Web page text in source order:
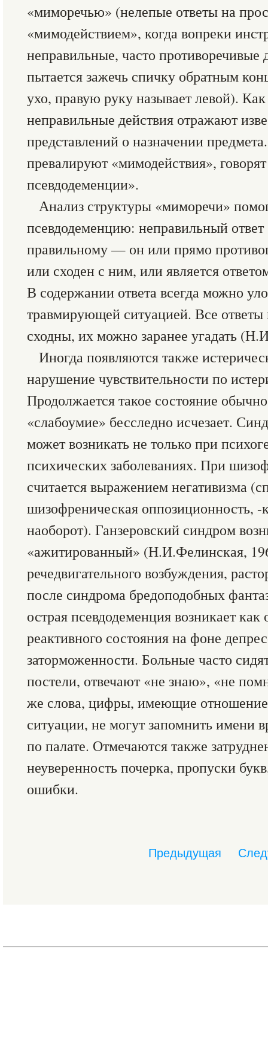
«миморечью» (нелепые ответы на
«мимодействием», когда вопреки
неправильные, часто противоречивые
пытается зажечь спичку обратным
ухо, правую руку называет левой).
неправильные действия отражают
представлений о назначении
превалируют «мимодействия»,
псевдодеменции».
Анализ структуры «миморечи»
псевдодеменцию: неправильный ответ
правильному — он или прямо
или сходен с ним, или является
В содержании ответа всегда можно
травмирующей ситуацией. Все
сходны, их можно заранее угадать
Иногда появляются также
нарушение чувствительности по
Продолжается такое состояние
«слабоумие» бесследно исчезает.
может возникать не только при
психических заболеваниях. При
считается выражением негативизма
шизофреническая оппозиционность, -
наоборот). Ганзеровский синдром
«ажитированный» (Н.И.Фелинская,
речедвигательного возбуждения,
после синдрома бредоподобных
острая псевдодеменция возникает как
реактивного состояния на фоне
заторможенности. Больные часто
постели, отвечают «не знаю», «не
же слова, цифры, имеющие
ситуации, не могут запомнить имени
по палате. Отмечаются также
неуверенность почерка, пропуски
ошибки.
Предыдущая